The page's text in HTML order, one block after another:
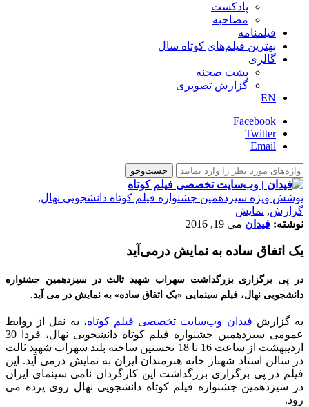
پادکست
مصاحبه
فیلمنامه
بهترین فیلم‌های کوتاه سال
گالری
پشت صحنه
گزارش تصویری
EN
Facebook
Twitter
Email
پوشش ویژه سیزدهمین جشنواره فیلم کوتاه دانشجویی نهال,
گزارش, نمایش
نوشته: فیدان می 19, 2016
یک اتفاق ساده به نمایش درمی‌آید
در پی برگزاری بزرگداشت سهراب شهید ثالث در سیزدهمین جشنواره
دانشجویی نهال، فیلم سینمایی «یک اتفاق ساده» به نمایش در می آید.
به گزارش فیدان وب‌سایت تخصصی فیلم کوتاه، به نقل از روابط
عمومی سیزدهمین جشنواره فیلم کوتاه دانشجویی نهال، فردا 30
اردیبهشت از ساعت 16 تا 18 نخستین ساخته بلند سهراب شهید ثالث
در سالن استاد شهناز خانه هنرمندان ایران به نمایش درمی آید. این
فیلم در پی برگزاری بزرگداشت این کارگردان نامی سینمای ایران
در سیزدهمین جشنواره فیلم کوتاه دانشجویی نهال روی پرده می
رود.